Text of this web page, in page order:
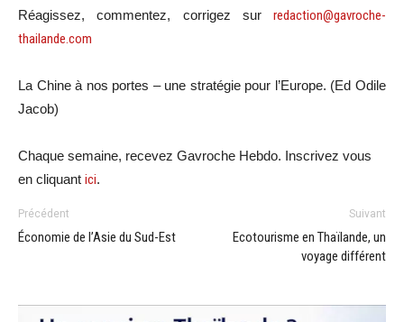
Réagissez, commentez, corrigez sur redaction@gavroche-
thailande.com
La Chine à nos portes – une stratégie pour l’Europe. (Ed Odile
Jacob)
Chaque semaine, recevez Gavroche Hebdo. Inscrivez vous
en cliquant ici.
Précédent
Économie de l’Asie du Sud-Est
Suivant
Ecotourisme en Thaïlande, un
voyage différent